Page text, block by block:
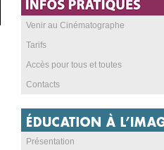
Venir au Cinématographe
Tarifs
Accès pour tous et toutes
Contacts
Présentation